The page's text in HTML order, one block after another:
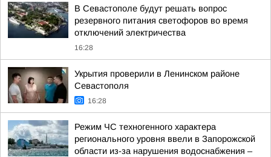
В Севастополе будут решать вопрос
резервного питания светофоров во время
отключений электричества
16:28
Укрытия проверили в Ленинском районе
Севастополя
16:28
Режим ЧС техногенного характера
регионального уровня ввели в Запорожской
области из-за нарушения водоснабжения –